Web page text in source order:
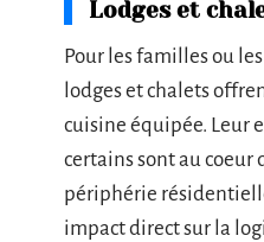
Lodges et
Pour les familles ou
lodges et chalets
cuisine équipée. Leur
certains sont au coeur
périphérie
impact direct sur la